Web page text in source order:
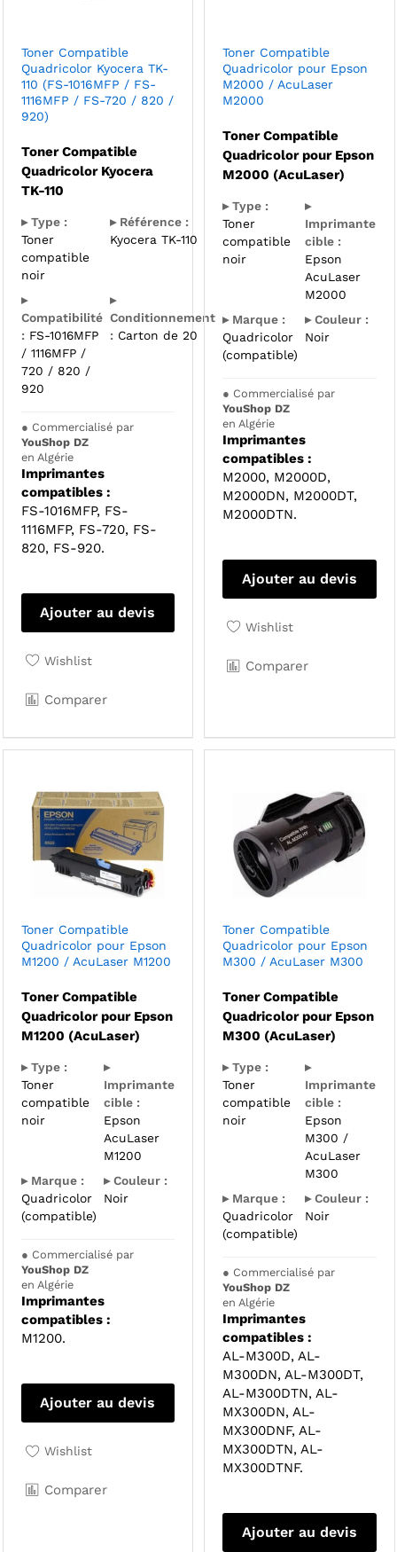
Toner Compatible
Quadricolor Kyocera TK-
110 (FS-1016MFP / FS-
1116MFP / FS-720 / 820 /
920)
Toner Compatible
Quadricolor Kyocera
TK-110
▸ Type :
Toner
compatible
noir
▸ Référence :
Kyocera TK-110
▸
Compatibilité
: FS-1016MFP
/ 1116MFP /
720 / 820 /
920
▸
Conditionnement
: Carton de 20
● Commercialisé par
YouShop DZ
en Algérie
Imprimantes
compatibles :
FS-1016MFP, FS-
1116MFP, FS-720, FS-
820, FS-920.
Ajouter au devis
Wishlist
Comparer
Toner Compatible
Quadricolor pour Epson
M2000 / AcuLaser
M2000
Toner Compatible
Quadricolor pour Epson
M2000 (AcuLaser)
▸ Type :
Toner
compatible
noir
▸
Imprimante
cible :
Epson
AcuLaser
M2000
▸ Marque :
Quadricolor
(compatible)
▸ Couleur :
Noir
● Commercialisé par
YouShop DZ
en Algérie
Imprimantes
compatibles :
M2000, M2000D,
M2000DN, M2000DT,
M2000DTN.
Ajouter au devis
Wishlist
Comparer
Toner Compatible
Quadricolor pour Epson
M1200 / AcuLaser M1200
Toner Compatible
Quadricolor pour Epson
M1200 (AcuLaser)
▸ Type :
Toner
compatible
noir
▸
Imprimante
cible :
Epson
AcuLaser
M1200
▸ Marque :
Quadricolor
(compatible)
▸ Couleur :
Noir
● Commercialisé par
YouShop DZ
en Algérie
Imprimantes
compatibles :
M1200.
Ajouter au devis
Wishlist
Comparer
Toner Compatible
Quadricolor pour Epson
M300 / AcuLaser M300
Toner Compatible
Quadricolor pour Epson
M300 (AcuLaser)
▸ Type :
Toner
compatible
noir
▸
Imprimante
cible :
Epson
M300 /
AcuLaser
M300
▸ Marque :
Quadricolor
(compatible)
▸ Couleur :
Noir
● Commercialisé par
YouShop DZ
en Algérie
Imprimantes
compatibles :
AL-M300D, AL-
M300DN, AL-M300DT,
AL-M300DTN, AL-
MX300DN, AL-
MX300DNF, AL-
MX300DTN, AL-
MX300DTNF.
Ajouter au devis